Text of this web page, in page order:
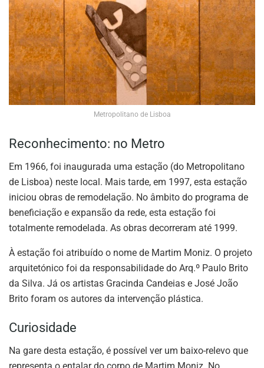
Metropolitano de Lisboa
Reconhecimento: no Metro
Em 1966, foi inaugurada uma estação (do Metropolitano
de Lisboa) neste local. Mais tarde, em 1997, esta estação
iniciou obras de remodelação. No âmbito do programa de
beneficiação e expansão da rede, esta estação foi
totalmente remodelada. As obras decorreram até 1999.
À estação foi atribuído o nome de Martim Moniz. O projeto
arquitetónico foi da responsabilidade do Arq.º Paulo Brito
da Silva. Já os artistas Gracinda Candeias e José João
Brito foram os autores da intervenção plástica.
Curiosidade
Na gare desta estação, é possível ver um baixo-relevo que